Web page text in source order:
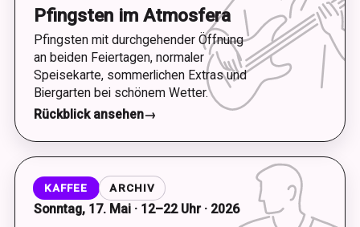
Pfingsten im Atmosfera
Pfingsten mit durchgehender Öffnung
an beiden Feiertagen, normaler
Speisekarte, sommerlichen Extras und
Biergarten bei schönem Wetter.
Rückblick ansehen→
KAFFEE ARCHIV
Sonntag, 17. Mai · 12–22 Uhr · 2026